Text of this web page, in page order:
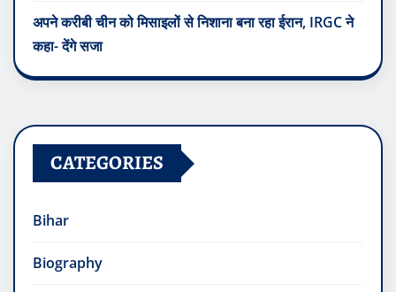
अपने करीबी चीन को मिसाइलों से निशाना बना रहा ईरान, IRGC ने
कहा- देंगे सजा
CATEGORIES
Bihar
Biography